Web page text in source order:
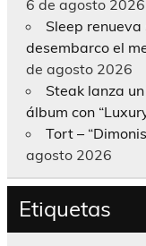
6 de agosto 2026
Sleep
desembarco el
de agosto 2026
Steak lanza
álbum con
Tort –
agosto 2026
Etiquetas